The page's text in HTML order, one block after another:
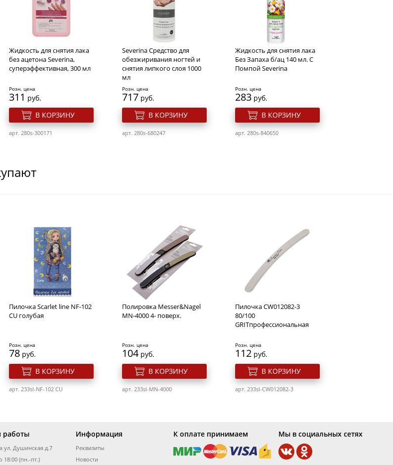
Жидкость для снятия лака
без ацетона Severina,
суперэффективная, 300 мл
Розн. цена
311 руб.
В КОРЗИНУ
арт. 280s-300171
Severina Средство для
обезжиривания ногтей и
снятия липкого слоя 1000
мл
Розн. цена
717 руб.
В КОРЗИНУ
арт. 280s-680247
Жидкость для снятия лака
Без Запаха б/ац 140 мл. С
Помпой Severina
Розн. цена
283 руб.
В КОРЗИНУ
арт. 280s-840650
Severina Жидкость для
снятия лака без ацетона
Розн. цена
руб.
В КОРЗИНУ
Антибактериальный гель
для рук Смягчающий
"Нежность Лотос", 30 мл
Розн. цена
руб.
В КОРЗИНУ
Severina X-Stronge
Жидкость для
расстворения акрила,
типсов
Розн. цена
Суперэффективная
ЖИДКОСТЬ для снятия всех
X-Stronge cредство для
Жидкость для снятия
Липкого Слоя с
Пилочка Scarlet line NF-102
CU голубая
Розн. цена
78 руб.
В КОРЗИНУ
арт. 233sl-NF-102 CU
Полировка Messer&Nagel
MN-4000 4- поверх.
Розн. цена
104 руб.
В КОРЗИНУ
арт. 233sl-MN-4000
Пилочка CW012082-3
80/100
GRITпрофессиональная
Розн. цена
112 руб.
В КОРЗИНУ
арт. 233sl-CW012082-3
работы
ул. Душинская д.7
18:00 (пн.-пт.)
Информация
Реквизиты
Новости
К оплате принимаем Мы в социальных сетях